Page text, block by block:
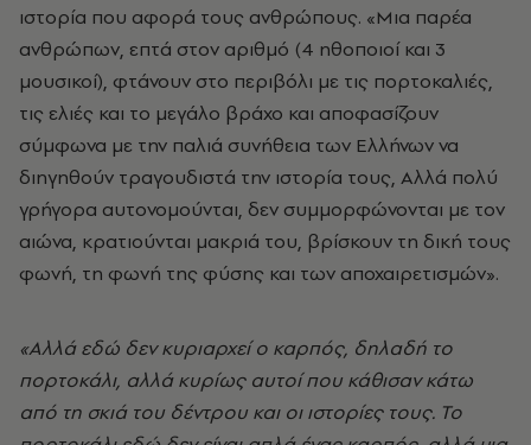
ιστορία που αφορά τους ανθρώπους. «Μια παρέα
ανθρώπων, επτά στον αριθμό (4 ηθοποιοί και 3
μουσικοί), φτάνουν στο περιβόλι με τις πορτοκαλιές,
τις ελιές και το μεγάλο βράχο και αποφασίζουν
σύμφωνα με την παλιά συνήθεια των Ελλήνων να
διηγηθούν τραγουδιστά την ιστορία τους, Αλλά πολύ
γρήγορα αυτονομούνται, δεν συμμορφώνονται με τον
αιώνα, κρατιούνται μακριά του, βρίσκουν τη δική τους
φωνή, τη φωνή της φύσης και των αποχαιρετισμών».
«Αλλά εδώ δεν κυριαρχεί ο καρπός, δηλαδή το
πορτοκάλι, αλλά κυρίως αυτοί που κάθισαν κάτω
από τη σκιά του δέντρου και οι ιστορίες τους. Το